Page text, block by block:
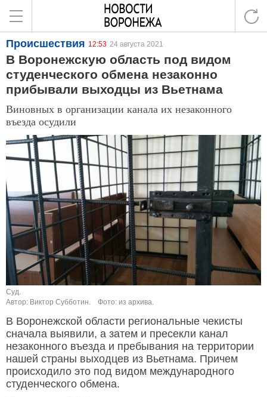
Происшествия 12:53 24 августа 2021
В Воронежскую область под видом
студенческого обмена незаконно
прибывали выходцы из Вьетнама
Виновных в организации канала их незаконного
въезда осудили
Суд.
Автор: Виктор Субботин.
Фото: из архива.
В Воронежской области региональные чекисты
сначала выявили, а затем и пресекли канал
незаконного въезда и пребывания на территории
нашей страны выходцев из Вьетнама. Причем
происходило это под видом международного
студенческого обмена.